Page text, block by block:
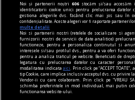
fraudare kilometraj
De ce fraudarea
problemă majoră pe piața
Noi și partenerii noștri606 stocăm și/sau
identificatorii cookie unici pentru prelucrarea datelor
gestiona alegerile dvs. făcând clic mai jos sau în
confidențialitate. Aceste alegeri vor fi raportate
multe detalii
Noi si partenerii nostri (retelele de socializare si
furnizorii nostri de servicii de date analitice)
functioneze, pentru a personaliza continutul si
interesele si/sau profilul dvs., pentru a va oferi
pentru a analiza traficul pe website. Beneficiati de
legatura cu prelucrarea datelor cu caracter
modalitatea indicataaici
. Prin click pe “ACCEPT
tip Cookie, care implica inclusiv acceptul dvs. cu privire
Vendor-ii cu care colaboram. Prin click pe “VREAU SA
schimba preferintele in mod individual, mai putin
functionarea website-ului.